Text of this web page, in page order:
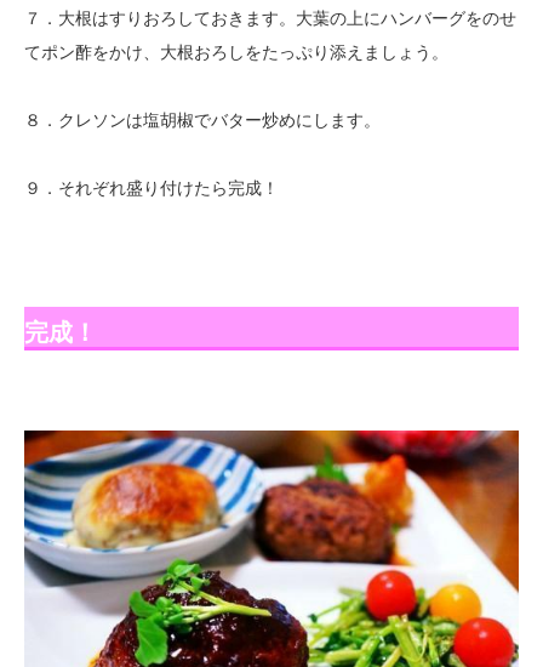
７．大根はすりおろしておきます。大葉の上にハンバーグをのせ
てポン酢をかけ、大根おろしをたっぷり添えましょう。
８．クレソンは塩胡椒でバター炒めにします。
９．それぞれ盛り付けたら完成！
完成！